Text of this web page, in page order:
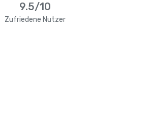
9.5/10
Zufriedene Nutzer